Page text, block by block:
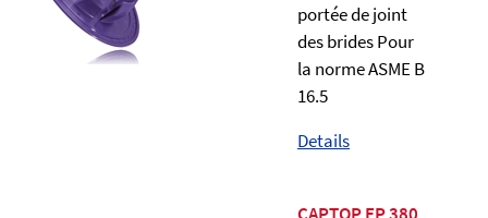
portée de joint
des brides Pour
la norme ASME B
16.5
Details